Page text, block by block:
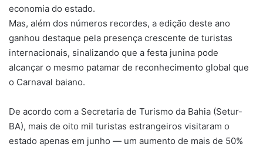
economia do estado.
Mas, além dos números recordes, a edição deste ano
ganhou destaque pela presença crescente de turistas
internacionais, sinalizando que a festa junina pode
alcançar o mesmo patamar de reconhecimento global que
o Carnaval baiano.
De acordo com a Secretaria de Turismo da Bahia (Setur-
BA), mais de oito mil turistas estrangeiros visitaram o
estado apenas em junho — um aumento de mais de 50%